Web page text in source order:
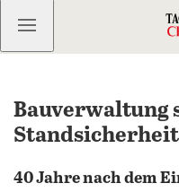
Kostenlos
Bauverwaltung
Standsicherheit
40 Jahre nach dem